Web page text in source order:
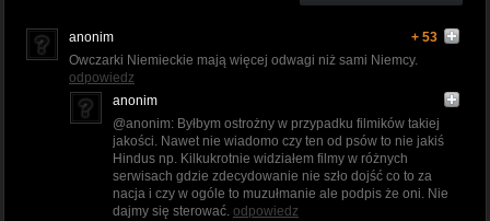
anonim
+ 53
Owczarki Niemieckie mają więcej odwagi niż sami Niemcy.
odpowiedz
anonim
@anonim: Byłbym ostrożny w przypadku filmików takiej
jakości. Nawet nie wiadomo czy ten od psów to nie jakiś
Hindus np. Kilkukrotnie widziałem filmy w różnych
serwisach gdzie zdecydowanie nie szło dojść co to za
nacja i czy w ogóle to muzułmanie ale podpis że oni. Nie
dajmy się sterować. odpowiedz